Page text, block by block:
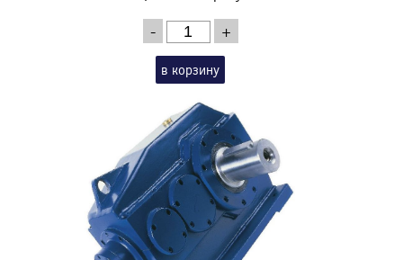
- +
в корзину